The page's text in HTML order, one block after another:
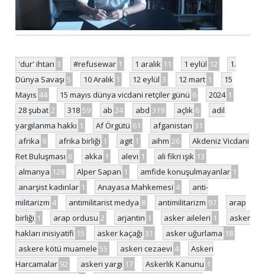
'dur' ihtarı 3 #refusewar 1 1 aralık 11 1 eylül 12
1.
Dünya Savaşı 5 10 Aralık 1 12 eylül 3 12 mart 1
15
Mayıs 44 15 mayıs dünya vicdani retçiler günü 6 2024 1
28 şubat 2 318 59 ab 24 abd 319 açlık 6
adil
yargılanma hakkı 1 Af Örgütü 61 afganistan 31
afrika 9 afrika birliği 1 agit 1 aihm 26
Akdeniz Vicdani
Ret Buluşması 6 akka 1 alevi 1 ali fikri ışık 13
almanya 128 Alper Sapan 1 amfide konuşulmayanlar 1
anarşist kadınlar 1 Anayasa Mahkemesi 4
anti-
militarizm 4 antimilitarist medya 8 antimilitarizm 97
arap
birliği 1 arap ordusu 2 arjantin 1 asker aileleri 1
asker
hakları inisiyatifi 15 asker kaçağı 31 asker uğurlama 18
askere kötü muamele 55 askeri cezaevi 4
Askeri
Harcamalar 92 askeri yargı 17 Askerlik Kanunu 1